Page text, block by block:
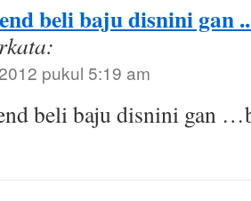
beli baju disnini gan
pukul 5:19 am
beli baju disnini gan